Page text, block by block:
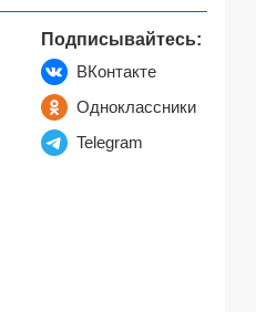
Подписывайтесь:
ВКонтакте
Одноклассники
Telegram